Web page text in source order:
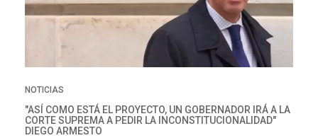
NOTICIAS
"ASÍ COMO ESTÁ EL PROYECTO, UN GOBERNADOR IRÁ A LA
CORTE SUPREMA A PEDIR LA INCONSTITUCIONALIDAD"
DIEGO ARMESTO